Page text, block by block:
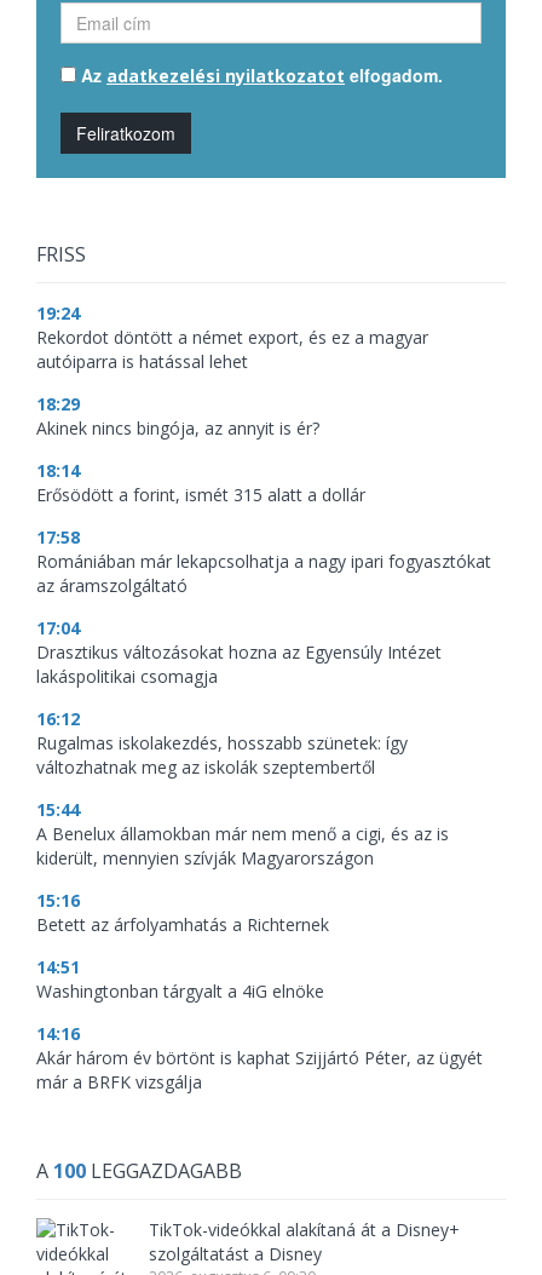
Az adatkezelési nyilatkozatot elfogadom.
Feliratkozom
FRISS
19:24
Rekordot döntött a német export, és ez a magyar
autóiparra is hatással lehet
18:29
Akinek nincs bingója, az annyit is ér?
18:14
Erősödött a forint, ismét 315 alatt a dollár
17:58
Romániában már lekapcsolhatja a nagy ipari fogyasztókat
az áramszolgáltató
17:04
Drasztikus változásokat hozna az Egyensúly Intézet
lakáspolitikai csomagja
16:12
Rugalmas iskolakezdés, hosszabb szünetek: így
változhatnak meg az iskolák szeptembertől
15:44
A Benelux államokban már nem menő a cigi, és az is
kiderült, mennyien szívják Magyarországon
15:16
Betett az árfolyamhatás a Richternek
14:51
Washingtonban tárgyalt a 4iG elnöke
14:16
Akár három év börtönt is kaphat Szijjártó Péter, az ügyét
már a BRFK vizsgálja
A 100 LEGGAZDAGABB
TikTok-videókkal alakítaná át a Disney+
szolgáltatást a Disney